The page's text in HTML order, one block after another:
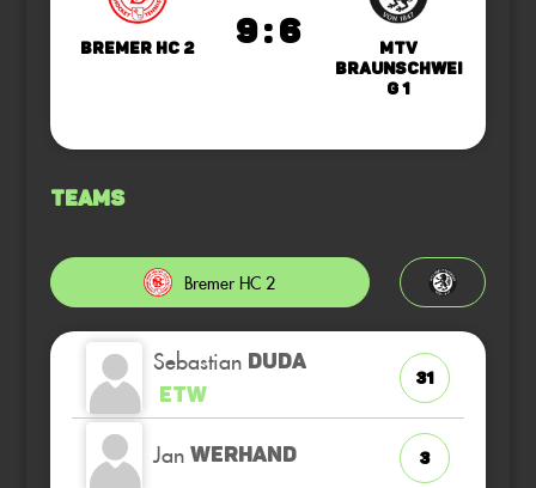
Bremer HC 2 9 : 6
MTV
Braunschwei
g 1
Teams
Bremer HC 2
Sebastian DUDA
ETW
31
Jan WERHAND 3